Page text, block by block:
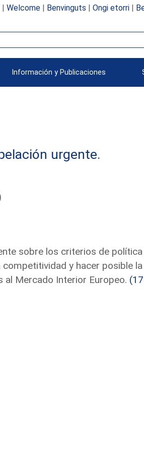
| Welcome| Benvinguts | Ongi etorri|
Información y Publicaciones
urgente.
sobre los criterios de
y hacer posible
al Mercado Interior Europeo.